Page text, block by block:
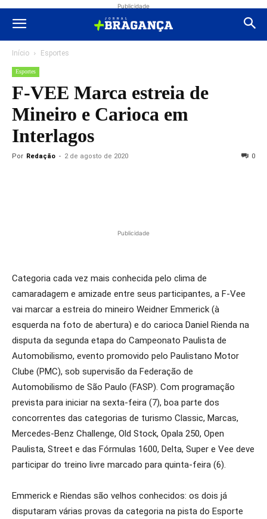
Publicidade
Início Esportes
Esportes
F-VEE Marca estreia de
Mineiro e Carioca em
Interlagos
Por Redação - 2 de agosto de 2020 0
Publicidade
Categoria cada vez mais conhecida pelo clima de
camaradagem e amizade entre seus participantes, a F-Vee
vai marcar a estreia do mineiro Weidner Emmerick (à
esquerda na foto de abertura) e do carioca Daniel Rienda na
disputa da segunda etapa do Campeonato Paulista de
Automobilismo, evento promovido pelo Paulistano Motor
Clube (PMC), sob supervisão da Federação de
Automobilismo de São Paulo (FASP). Com programação
prevista para iniciar na sexta-feira (7), boa parte dos
concorrentes das categorias de turismo Classic, Marcas,
Mercedes-Benz Challenge, Old Stock, Opala 250, Open
Paulista, Street e das Fórmulas 1600, Delta, Super e Vee deve
participar do treino livre marcado para quinta-feira (6).
Emmerick e Riendas são velhos conhecidos: os dois já
disputaram várias provas da categoria na pista do Esporte